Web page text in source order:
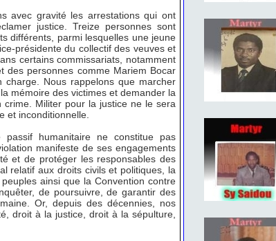
avec gravité les arrestations qui ont
justice. Treize personnes sont
différents, parmi lesquelles une jeune
présidente du collectif des veuves et
certains commissariats, notamment
des personnes comme Mariem Bocar
Nous rappelons que marcher
mémoire des victimes et demander la
Militer pour la justice ne le sera
et inconditionnelle.
humanitaire ne constitue pas
manifeste de ses engagements
et de protéger les responsables des
relatif aux droits civils et politiques, la
ainsi que la Convention contre
de poursuivre, de garantir des
Or, depuis des décennies, nos
droit à la justice, droit à la sépulture,